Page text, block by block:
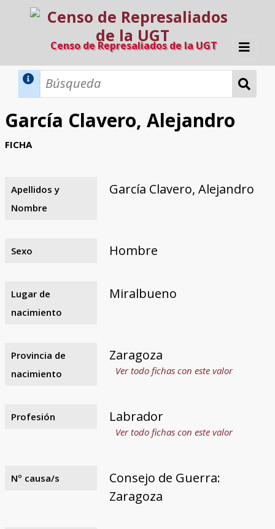
Censo de Represaliados de la UGT
Inicio
Búsqueda Dinámica
Búsqueda Avanzada
Razones y objetivos
El equipo
Colaboradores
Fuentes documentales
García Clavero, Alejandro
FICHA
Apellidos y
Nombre
García Clavero, Alejandro
Sexo Hombre
Lugar de
nacimiento
Miralbueno
Provincia de
nacimiento
Zaragoza
Ver todo fichas con este valor
Profesión Labrador
Ver todo fichas con este valor
Nº causa/s
Consejo de Guerra:
Zaragoza